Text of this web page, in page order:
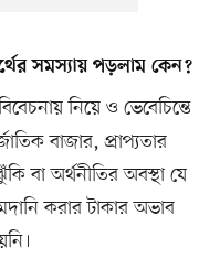
সমস্যায় পড়লাম কেন?
নিয়ে ও ভেবেচিন্তে
বাজার, প্রাপ্যতার
বা অর্থনীতির অবস্থা যে
করার টাকার অভাব